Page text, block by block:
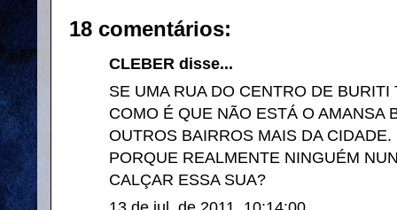
18 comentários:
CLEBER disse...
SE UMA RUA DO CENTRO DE
COMO É QUE NÃO ESTÁ O AMANSA
OUTROS BAIRROS MAIS DA CIDADE.
PORQUE REALMENTE NINGUÉM
CALÇAR ESSA SUA?